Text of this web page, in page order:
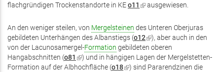
flachgründigen Trockenstandorte in KEo11 (Link
extern)
ausgewiesen.
An den weniger steilen, von Mergelsteinen des Unteren Oberjuras
gebildeten Unterhängen des Albanstiegs (o12(Link
ist
extern)
), aber auch in den
von der Lacunosamergel-Formation gebildeten oberen
Hangabschnitten (o81 (Link
ist
) und in hängigen Lagen der Mergelstetten-
Formation auf der Albhochfläche (o18(Link
) sind Pararendzinen die